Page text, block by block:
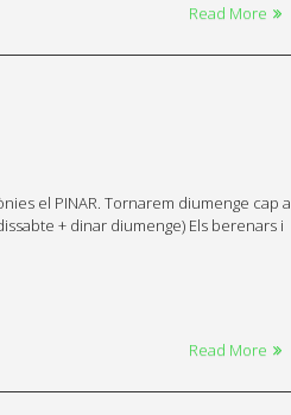
Read More
el PINAR. Tornarem diumenge cap a
+ dinar diumenge) Els berenars i
Read More